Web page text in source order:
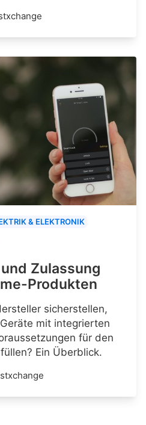
& ELEKTRONIK
Zulassung
Produkten
sicherstellen,
mit integrierten
für den
Ein Überblick.